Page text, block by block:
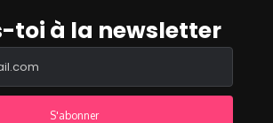
toi à la newsletter
S'abonner